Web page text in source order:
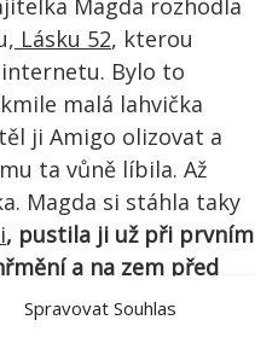
Spravovat Souhlas
Magda rozhodla
Lásku 52, kterou
Bylo to
malá lahvička
ji Amigo olizovat a
ta vůně líbila. Až
Magda si stáhla taky
, pustila ji už při prvním
a na zem před
ampulku s vůní,